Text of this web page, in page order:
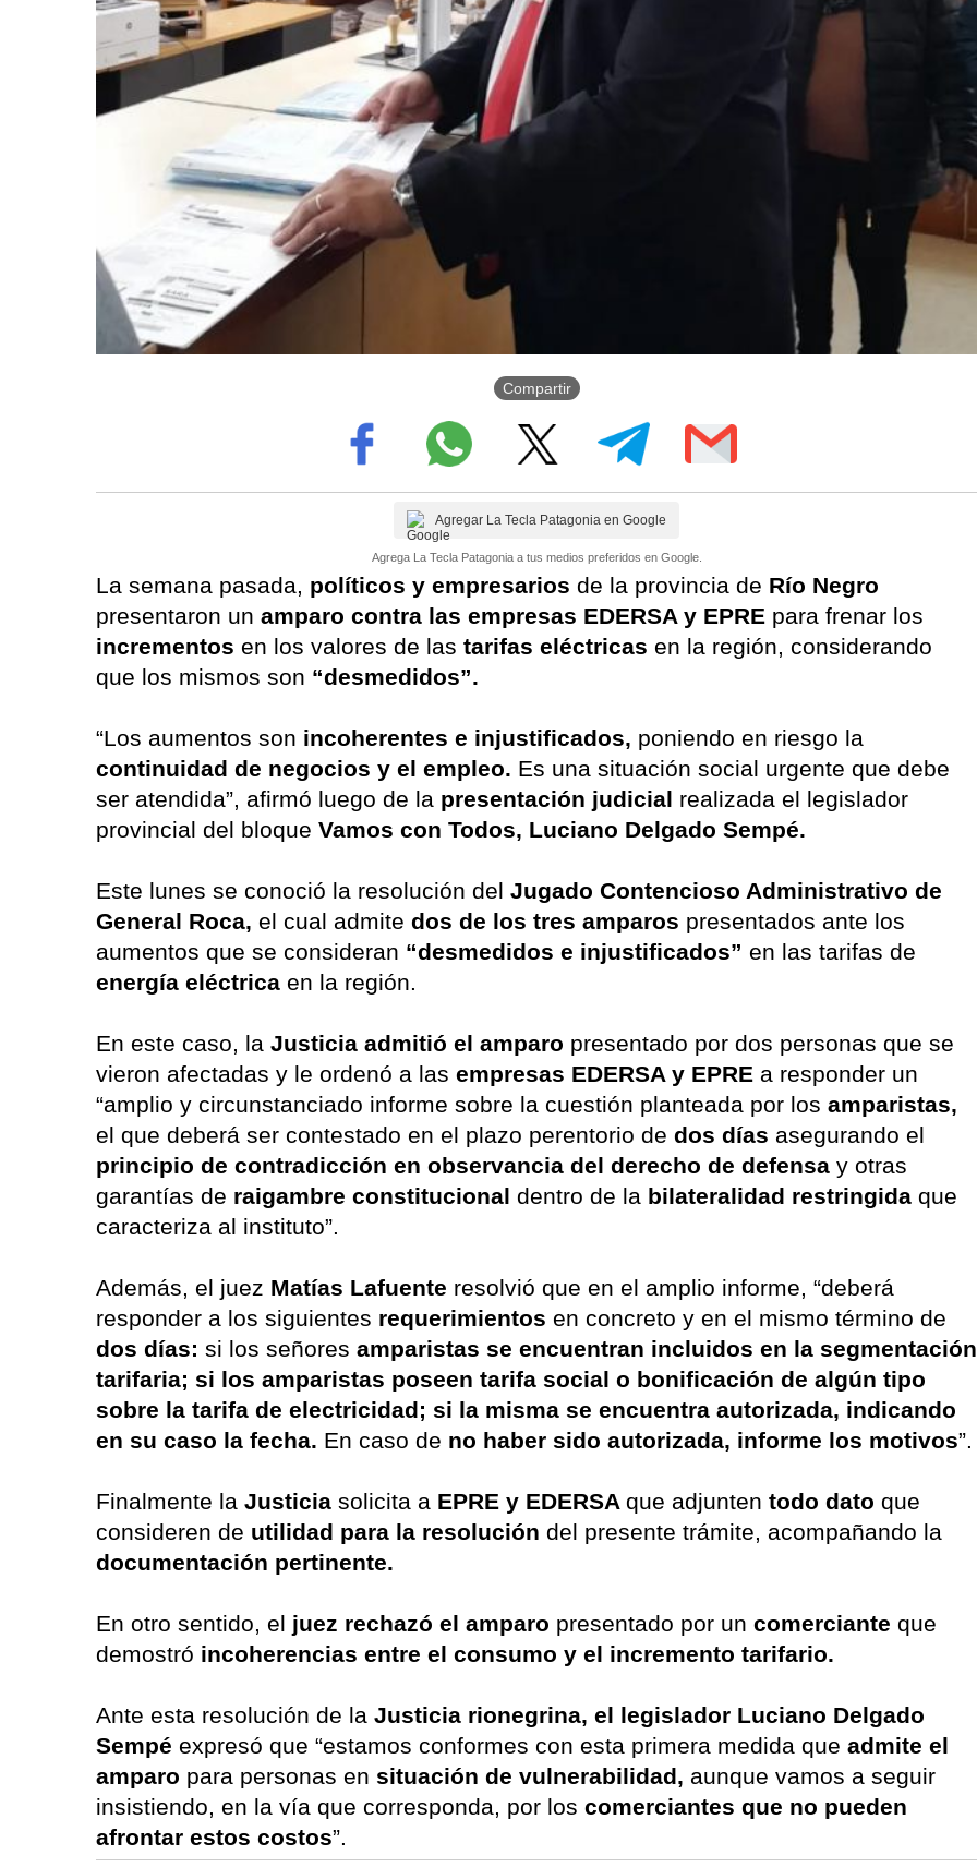
Compartir
Agregar La Tecla Patagonia en Google
Agrega La Tecla Patagonia a tus medios preferidos en Google.
La semana pasada, políticos y empresarios de la provincia de Río Negro
presentaron un amparo contra las empresas EDERSA y EPRE para frenar los
incrementos en los valores de las tarifas eléctricas en la región, considerando
que los mismos son “desmedidos”.
“Los aumentos son incoherentes e injustificados, poniendo en riesgo la
continuidad de negocios y el empleo. Es una situación social urgente que debe
ser atendida”, afirmó luego de la presentación judicial realizada el legislador
provincial del bloque Vamos con Todos, Luciano Delgado Sempé.
Este lunes se conoció la resolución del Jugado Contencioso Administrativo de
General Roca, el cual admite dos de los tres amparos presentados ante los
aumentos que se consideran “desmedidos e injustificados” en las tarifas de
energía eléctrica en la región.
En este caso, la Justicia admitió el amparo presentado por dos personas que se
vieron afectadas y le ordenó a las empresas EDERSA y EPRE a responder un
“amplio y circunstanciado informe sobre la cuestión planteada por los amparistas,
el que deberá ser contestado en el plazo perentorio de dos días asegurando el
principio de contradicción en observancia del derecho de defensa y otras
garantías de raigambre constitucional dentro de la bilateralidad restringida que
caracteriza al instituto”.
Además, el juez Matías Lafuente resolvió que en el amplio informe, “deberá
responder a los siguientes requerimientos en concreto y en el mismo término de
dos días: si los señores amparistas se encuentran incluidos en la segmentación
tarifaria; si los amparistas poseen tarifa social o bonificación de algún tipo
sobre la tarifa de electricidad; si la misma se encuentra autorizada, indicando
en su caso la fecha. En caso de no haber sido autorizada, informe los motivos”.
Finalmente la Justicia solicita a EPRE y EDERSA que adjunten todo dato que
consideren de utilidad para la resolución del presente trámite, acompañando la
documentación pertinente.
En otro sentido, el juez rechazó el amparo presentado por un comerciante que
demostró incoherencias entre el consumo y el incremento tarifario.
Ante esta resolución de la Justicia rionegrina, el legislador Luciano Delgado
Sempé expresó que “estamos conformes con esta primera medida que admite el
amparo para personas en situación de vulnerabilidad, aunque vamos a seguir
insistiendo, en la vía que corresponda, por los comerciantes que no pueden
afrontar estos costos”.